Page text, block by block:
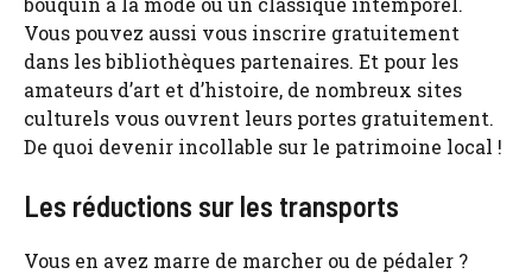
Vous pouvez aussi vous inscrire gratuitement
dans les bibliothèques partenaires. Et pour les
amateurs d’art et d’histoire, de nombreux sites
culturels vous ouvrent leurs portes gratuitement.
De quoi devenir incollable sur le patrimoine local !
Les réductions sur les transports
Vous en avez marre de marcher ou de pédaler ?